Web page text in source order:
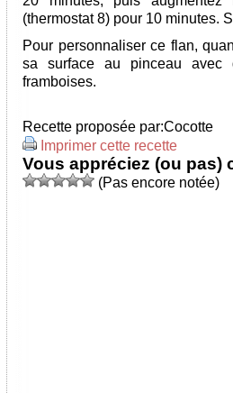
(thermostat 8) pour 10 minutes.
Pour personnaliser ce flan,
sa surface au pinceau avec
framboises.
Recette proposée par:Cocotte
Imprimer cette recette
Vous appréciez (ou pas)
(Pas encore notée)